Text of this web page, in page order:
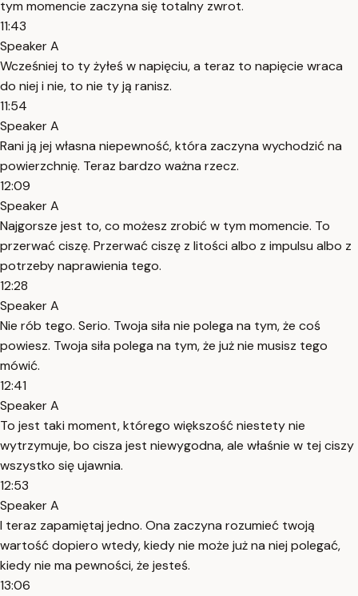
tym momencie zaczyna się totalny zwrot.
11:43
Speaker A
Wcześniej to ty żyłeś w napięciu, a teraz to napięcie wraca
do niej i nie, to nie ty ją ranisz.
11:54
Speaker A
Rani ją jej własna niepewność, która zaczyna wychodzić na
powierzchnię. Teraz bardzo ważna rzecz.
12:09
Speaker A
Najgorsze jest to, co możesz zrobić w tym momencie. To
przerwać ciszę. Przerwać ciszę z litości albo z impulsu albo z
potrzeby naprawienia tego.
12:28
Speaker A
Nie rób tego. Serio. Twoja siła nie polega na tym, że coś
powiesz. Twoja siła polega na tym, że już nie musisz tego
mówić.
12:41
Speaker A
To jest taki moment, którego większość niestety nie
wytrzymuje, bo cisza jest niewygodna, ale właśnie w tej ciszy
wszystko się ujawnia.
12:53
Speaker A
I teraz zapamiętaj jedno. Ona zaczyna rozumieć twoją
wartość dopiero wtedy, kiedy nie może już na niej polegać,
kiedy nie ma pewności, że jesteś.
13:06